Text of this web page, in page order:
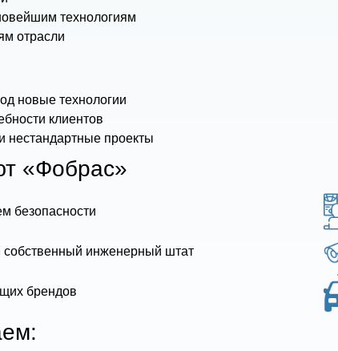
технологиям
отрасли
новые технологии
клиентов
нестандартные проекты
«Фобрас»
безопасности
собственный инженерный штат
брендов